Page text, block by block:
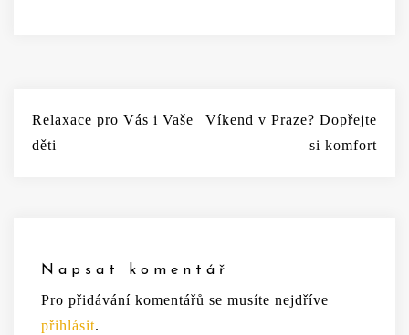
Navigace
příspěvek
Relaxace pro Vás i Vaše
děti
Víkend v Praze? Dopřejte
si komfort
Napsat komentář
Pro přidávání komentářů se musíte nejdříve
přihlásit.